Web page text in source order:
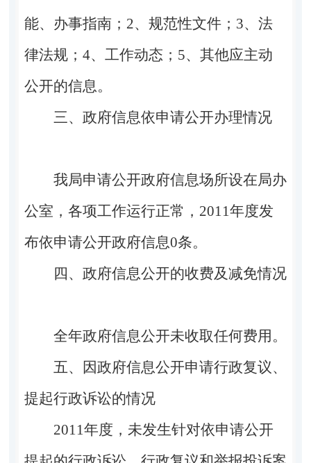
能、办事指南； 2、规范性文件； 3、法
律法规； 4、工作动态； 5、其他应主动
公开的信息。
三、政府信息依申请公开办理情况
我局申请公开政府信息场所设在局办
公室，各项工作运行正常， 2011年度发
布依申请公开政府信息0条。
四、政府信息公开的收费及减免情况
全年政府信息公开未收取任何费用。
五、因政府信息公开申请行政复议、
提起行政诉讼的情况
2011年度，未发生针对依申请公开